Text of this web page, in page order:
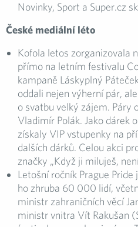
Novinky, Sport a Super.cz
České mediální léto
Kofola letos zorganizovala
přímo na letním festivalu
kampaně Láskyplný
oddali nejen výherní pár,
o svatbu velký zájem. Páry
Vladimír Polák. Jako dárek
získaly VIP vstupenky na
dalších dárků. Celou akci
značky „Když ji miluješ,
Letošní ročník Prague
ho zhruba 60 000 lidí,
ministr zahraničních věcí
ministr vnitra Vít Rakušan